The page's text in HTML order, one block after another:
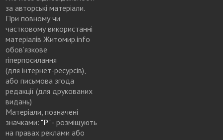
за авторські матеріали.
При повному чи
частковому використанні
матеріалів Житомир.info
обов’язкове
гіперпосилання
(для інтернет-ресурсів),
або письмова згода
редакції (для друкованих
видань)
Матеріали, позначені
значками: "Р"- розміщують
на правах реклами або